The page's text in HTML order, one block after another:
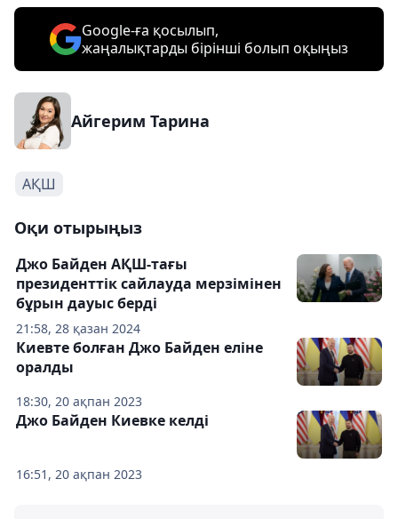
Google-ға қосылып,
жаңалықтарды бірінші болып оқыңыз
Айгерим Тарина
АҚШ
Оқи отырыңыз
21:58, 28 қазан 2024
Джо Байден АҚШ-тағы
президенттік сайлауда мерзімінен
бұрын дауыс берді
18:30, 20 ақпан 2023
Киевте болған Джо Байден еліне
оралды
16:51, 20 ақпан 2023
Джо Байден Киевке келді